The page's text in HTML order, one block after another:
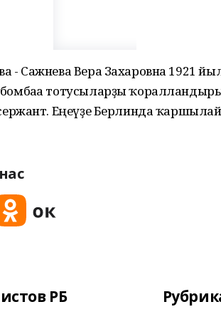
- Сажнева Вера Захаровна 1921
тотусыларҙы
Еңеүҙе Берлинда
РБ